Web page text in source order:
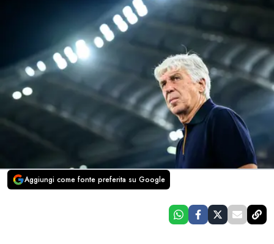
Aggiungi come fonte preferita su Google